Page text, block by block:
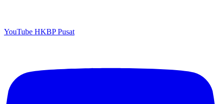
YouTube HKBP Pusat